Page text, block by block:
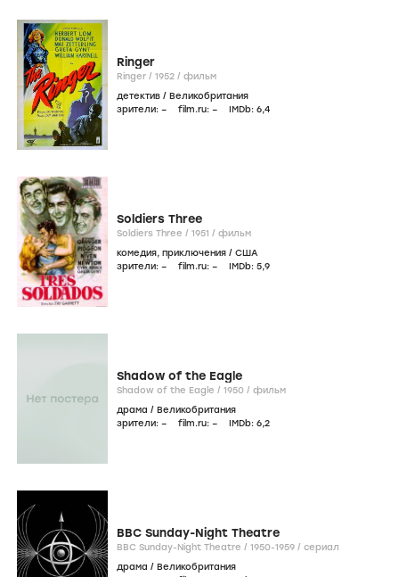
Ringer
Ringer / 1952 / фильм
детектив / Великобритания
зрители: – film.ru: – IMDb: 6,4
Soldiers Three
Soldiers Three / 1951 / фильм
комедия, приключения / США
зрители: – film.ru: – IMDb: 5,9
Shadow of the Eagle
Shadow of the Eagle / 1950 / фильм
драма / Великобритания
зрители: – film.ru: – IMDb: 6,2
BBC Sunday-Night Theatre
BBC Sunday-Night Theatre / 1950-1959 / сериал
драма / Великобритания